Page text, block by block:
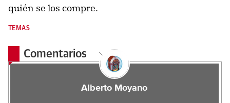
quién se los compre.
TEMAS
Comentarios
Alberto Moyano